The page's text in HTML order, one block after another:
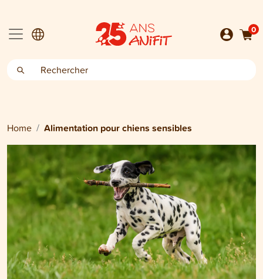
0
Home Alimentation pour chiens sensibles